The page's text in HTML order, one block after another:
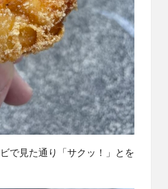
で見た通り「サクッ！」とを